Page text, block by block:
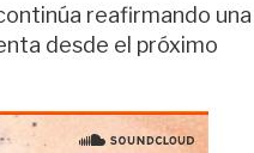
reafirmando una
desde el próximo